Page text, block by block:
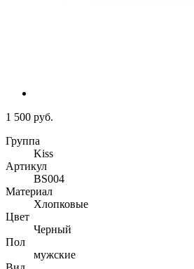
1 500 руб.
Группа
Kiss
Артикул
BS004
Материал
Хлопковые
Цвет
Черный
Пол
мужские